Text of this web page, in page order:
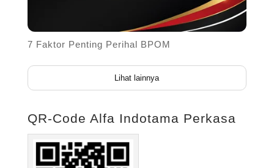
7 Faktor Penting Perihal BPOM
Lihat lainnya
QR-Code Alfa Indotama Perkasa